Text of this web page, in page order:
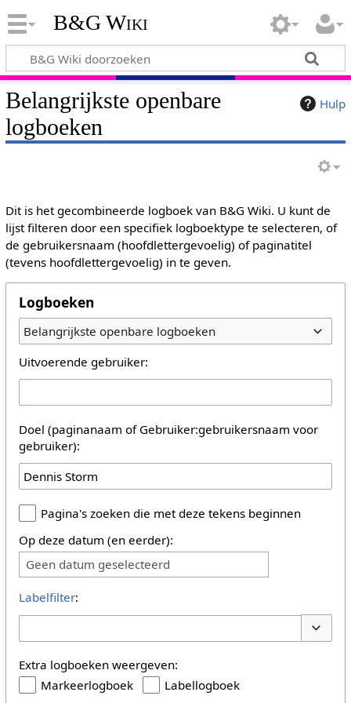
B&G Wiki
Hulp
Belangrijkste openbare
logboeken
Dit is het gecombineerde logboek van B&G Wiki. U kunt de
lijst filteren door een specifiek logboektype te selecteren, of
de gebruikersnaam (hoofdlettergevoelig) of paginatitel
(tevens hoofdlettergevoelig) in te geven.
Logboeken
Belangrijkste openbare logboeken
Uitvoerende gebruiker:
Doel (paginanaam of Gebruiker:gebruikersnaam voor
gebruiker):
Pagina's zoeken die met deze tekens beginnen
Op deze datum (en eerder):
Geen datum geselecteerd
Labelfilter:
Extra logboeken weergeven:
Markeerlogboek
Labellogboek